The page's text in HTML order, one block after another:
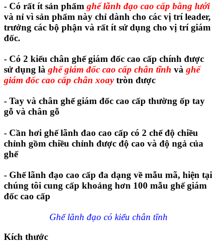
- Có rất ít sản phẩm ghế lãnh đạo cao cấp bằng lưới
và nỉ vì sản phẩm này chỉ dành cho các vị trí leader,
trưởng các bộ phận và rất ít sử dụng cho vị trí giám
đốc.
- Có 2 kiểu chân ghế giám đốc cao cấp chính được
sử dụng là ghế giám đốc cao cấp chân tĩnh và ghế
giám đốc cao cấp chân xoaytròn được
- Tay và chân ghế giám đốc cao cấp thường ốp tay
gỗ và chân gỗ
- Cần hơi ghế lãnh đao cao cấp có 2 chế độ chiều
chỉnh gồm chiều chỉnh được độ cao và độ ngả của
ghế
- Ghế lãnh đạo cao cấp đa dạng về mẫu mã, hiện tại
chúng tôi cung cấp khoảng hơn 100 mẫu ghế giám
đốc cao cấp
Ghế lãnh đạo có kiểu chân tĩnh
Kích thước